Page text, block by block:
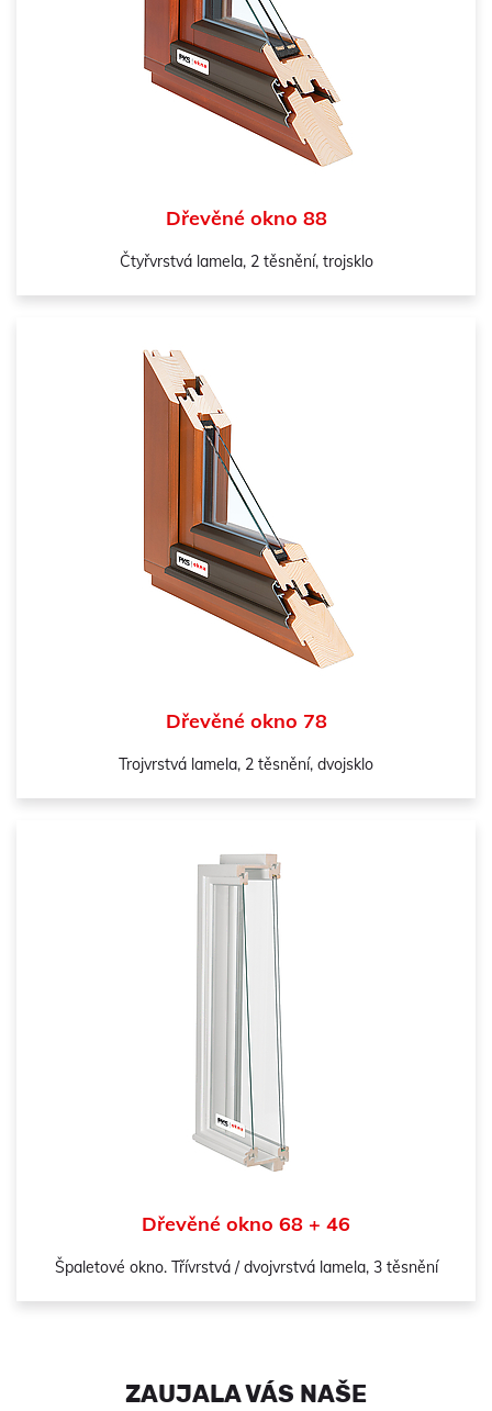
Dřevěné okno 88
Čtyřvrstvá lamela, 2 těsnění, trojsklo
Dřevěné okno 78
Trojvrstvá lamela, 2 těsnění, dvojsklo
Dřevěné okno 68 + 46
Špaletové okno. Třívrstvá / dvojvrstvá lamela, 3 těsnění
ZAUJALA VÁS NAŠE